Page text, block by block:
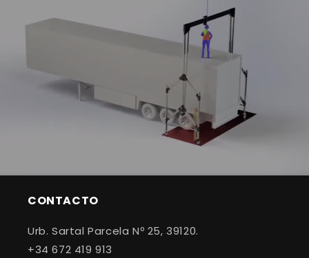
CONTACTO
Urb. Sartal Parcela Nº 25, 39120.
+34 672 419 913